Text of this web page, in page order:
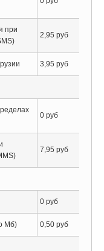
при
2,95 руб
3,95 руб
0 руб
7,95 руб
0 руб
Мб) 0,50 руб